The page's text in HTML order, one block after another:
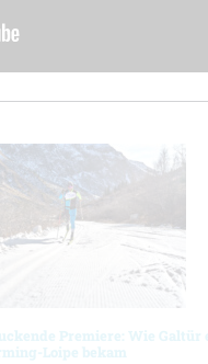
Premiere: Wie Galtür
Loipe bekam